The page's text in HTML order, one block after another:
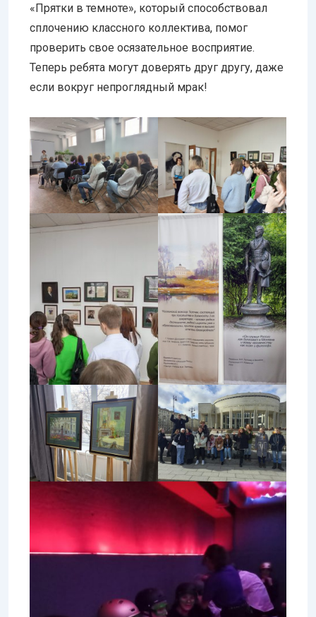
«Прятки в темноте», который способствовал
сплочению классного коллектива, помог
проверить свое осязательное восприятие.
Теперь ребята могут доверять друг другу, даже
если вокруг непроглядный мрак!